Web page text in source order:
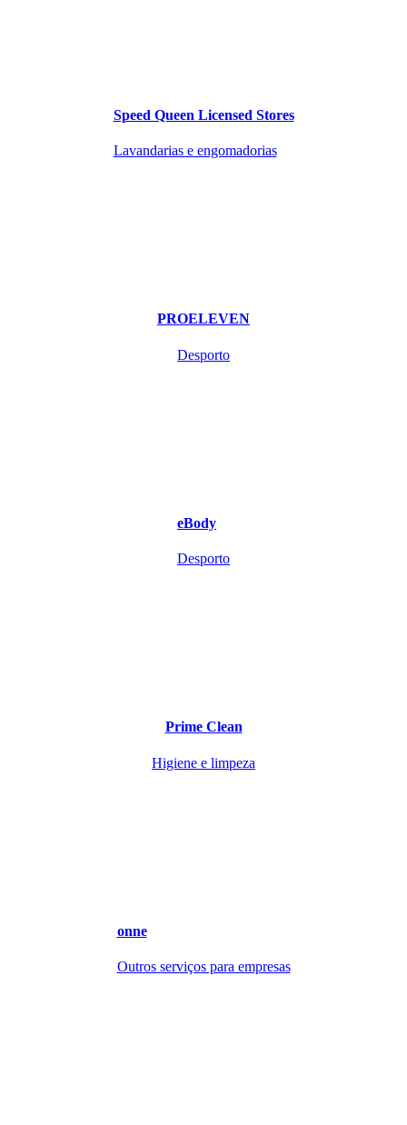
Speed Queen Licensed Stores
Lavandarias e engomadorias
PROELEVEN
Desporto
eBody
Desporto
Prime Clean
Higiene e limpeza
onne
Outros serviços para empresas